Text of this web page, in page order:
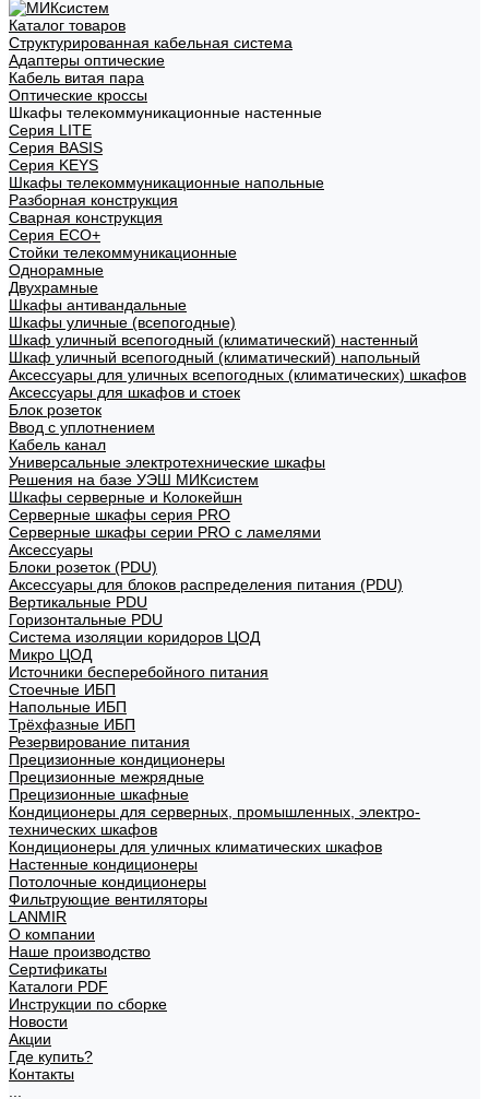
Каталог товаров
Структурированная кабельная система
Адаптеры оптические
Кабель витая пара
Оптические кроссы
Шкафы телекоммуникационные настенные
Cерия LITE
Cерия BASIS
Cерия KEYS
Шкафы телекоммуникационные напольные
Разборная конструкция
Сварная конструкция
Серия ECO+
Стойки телекоммуникационные
Однорамные
Двухрамные
Шкафы антивандальные
Шкафы уличные (всепогодные)
Шкаф уличный всепогодный (климатический) настенный
Шкаф уличный всепогодный (климатический) напольный
Аксессуары для уличных всепогодных (климатических) шкафов
Аксессуары для шкафов и стоек
Блок розеток
Ввод с уплотнением
Кабель канал
Универсальные электротехнические шкафы
Решения на базе УЭШ МИКсистем
Шкафы серверные и Колокейшн
Серверные шкафы серия PRO
Серверные шкафы серии PRO с ламелями
Аксессуары
Блоки розеток (PDU)
Аксессуары для блоков распределения питания (PDU)
Вертикальные PDU
Горизонтальные PDU
Система изоляции коридоров ЦОД
Микро ЦОД
Источники бесперебойного питания
Стоечные ИБП
Напольные ИБП
Трёхфазные ИБП
Резервирование питания
Прецизионные кондиционеры
Прецизионные межрядные
Прецизионные шкафные
Кондиционеры для серверных, промышленных, электро-
технических шкафов
Кондиционеры для уличных климатических шкафов
Настенные кондиционеры
Потолочные кондиционеры
Фильтрующие вентиляторы
LANMIR
О компании
Наше производство
Сертификаты
Каталоги PDF
Инструкции по сборке
Новости
Акции
Где купить?
Контакты